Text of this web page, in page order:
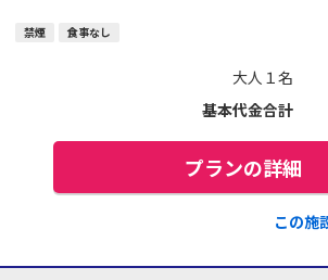
禁煙 食事なし
大人１名
基本代金合計
プランの詳細
この施